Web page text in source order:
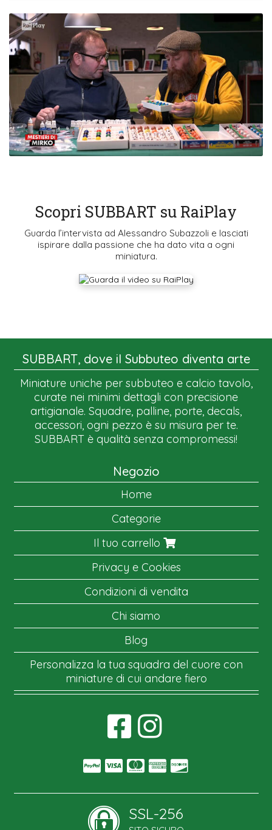
Scopri SUBBART su RaiPlay
Guarda l’intervista ad Alessandro Subazzoli e lasciati
ispirare dalla passione che ha dato vita a ogni
miniatura.
SUBBART, dove il Subbuteo diventa arte
Miniature uniche per subbuteo e calcio tavolo,
curate nei minimi dettagli con precisione
artigianale. Squadre, palline, porte, decals,
accessori, ogni pezzo è su misura per te.
SUBBART è qualità senza compromessi!
Negozio
Home
Categorie
Il tuo carrello
Privacy e Cookies
Condizioni di vendita
Chi siamo
Blog
Personalizza la tua squadra del cuore con
miniature di cui andare fiero
SSL-256